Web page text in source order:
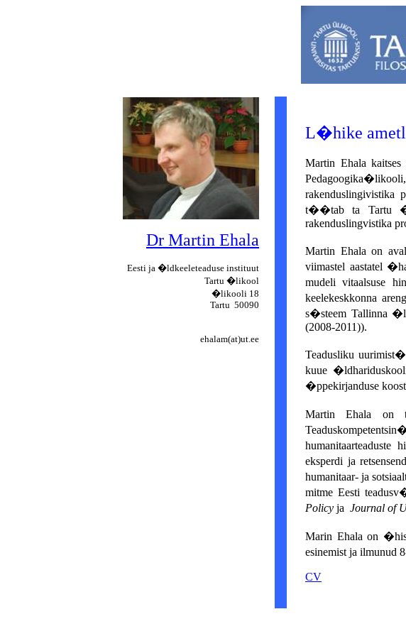
Dr Martin Ehala
Eesti ja �ldkeeleteaduse instituut
Tartu �likool
�likooli 18
Tartu 50090
ehalam(at)ut.ee
L�hike
Martin Ehala
rakenduslingivistika
t��tab ta Tartu
rakenduslingvistika
Martin Ehala on
viimastel aastatel
mudeli vitaalsuse
keelekeskkonna
s�steem Tallinna
(2008-2011)).
Teadusliku
kuue
�ppekirjanduse
Martin Ehala on
eksperdi ja
humanitaar- ja
mitme Eesti
Policy ja Journal of
Marin Ehala on
esinemist ja ilmunud
CV